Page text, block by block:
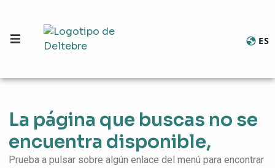
ES
La página que buscas no se
encuentra disponible,
Prueba a pulsar sobre algún enlace del menú para encontrar